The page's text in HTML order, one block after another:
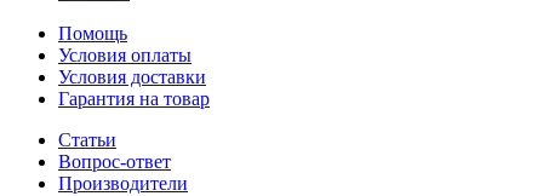
Помощь
Условия оплаты
Условия доставки
Гарантия на товар
Статьи
Вопрос-ответ
Производители